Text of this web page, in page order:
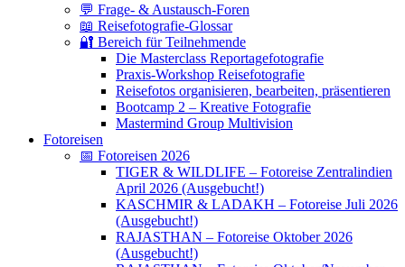
💬 Frage- & Austausch-Foren
📖 Reisefotografie-Glossar
🔐 Bereich für Teilnehmende
Die Masterclass Reportagefotografie
Praxis-Workshop Reisefotografie
Reisefotos organisieren, bearbeiten, präsentieren
Bootcamp 2 – Kreative Fotografie
Mastermind Group Multivision
Fotoreisen
📅 Fotoreisen 2026
TIGER & WILDLIFE – Fotoreise Zentralindien
April 2026 (Ausgebucht!)
KASCHMIR & LADAKH – Fotoreise Juli 2026
(Ausgebucht!)
RAJASTHAN – Fotoreise Oktober 2026
(Ausgebucht!)